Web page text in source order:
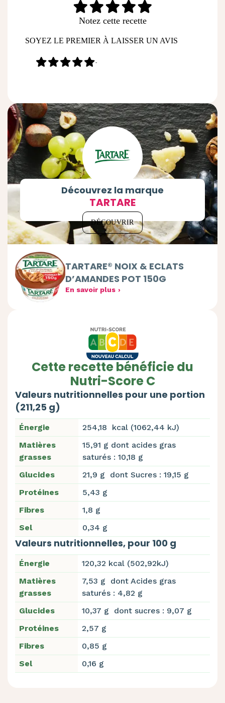
Notez cette recette
SOYEZ LE PREMIER À LAISSER UN AVIS
-
Découvrez la marque
TARTARE
DÉCOUVRIR
TARTARE® NOIX & ECLATS
D’AMANDES POT 150G
En savoir plus
Cette recette bénéficie du
Nutri-Score C
Valeurs nutritionnelles pour une portion
(211,25 g)
Énergie
254,18 kcal (1062,44 kJ)
Matières
grasses
15,91 g dont acides gras
saturés : 10,18 g
Glucides
21,9 g dont Sucres : 19,15 g
Protéines
5,43 g
Fibres
1,8 g
Sel
0,34 g
Valeurs nutritionnelles, pour 100 g
Énergie
120,32 kcal (502,92kJ)
Matières
grasses
7,53 g dont Acides gras
saturés : 4,82 g
Glucides
10,37 g dont sucres : 9,07 g
Protéines
2,57 g
Fibres
0,85 g
Sel
0,16 g